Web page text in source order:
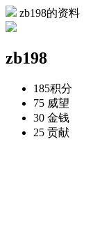
zb198的资料
zb198
185积分
75 威望
30 金钱
25 贡献